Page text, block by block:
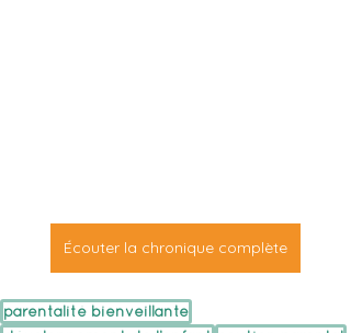
Écouter la chronique complète
parentalité bienveillante